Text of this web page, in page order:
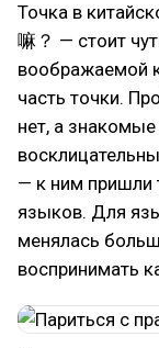
Точка в
嘛？ — стоит
воображаемой
часть точки.
нет, а
— к ним пришли
языков. Для
менялась
воспринимать